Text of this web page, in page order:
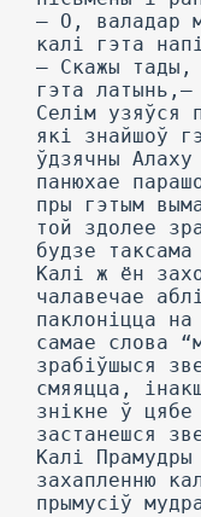
— О, валадар
калі гэта
— Скажы тады,
гэта латынь,—
Селім узяўся
які знайшоў
ўдзячны
панюхае
пры гэтым
той здолее
будзе
Калі ж ён
чалавечае
паклоніцца
самае слова
зрабіўшыся
смяяцца,
знікне ў
застанешся
Калі
захапленню
прымусіў